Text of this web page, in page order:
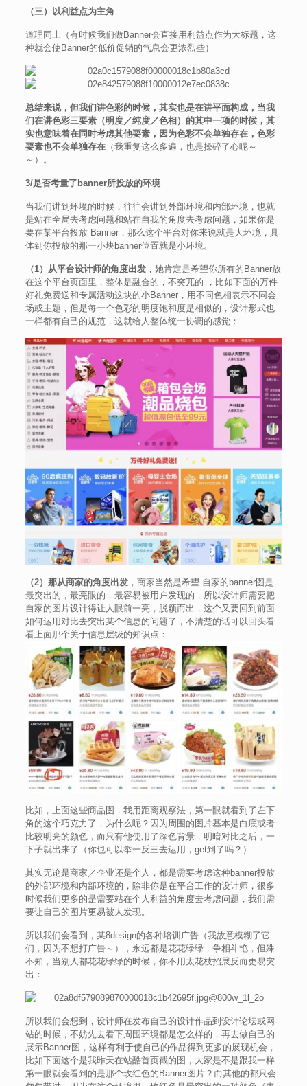
（三）以利益点为主角
道理同上（有时候我们做Banner会直接用利益点作为大标题，这
种就会使Banner的低价促销的气息会更浓烈些）
总结来说，但我们讲色彩的时候，其实也是在讲平面构成，当我
们在讲色彩三要素（明度／纯度／色相）的其中一项的时候，其
实也意味着在同时考虑其他要素，因为色彩不会单独存在，色彩
要素也不会单独存在（我重复这么多遍，也是操碎了心呢～
～）。
3/是否考量了banner所投放的环境
当我们讲到环境的时候，往往会讲到外部环境和内部环境，也就
是站在全局去考虑问题和站在自我的角度去考虑问题，如果你是
要在某平台投放 Banner，那么这个平台对你来说就是大环境，具
体到你投放的那一小块banner位置就是小环境。
（1）从平台设计师的角度出发， 她肯定是希望你所有的Banner放
在这个平台页面里，整体是融合的，不突兀的 ，比如下面的万件
好礼免费送和专属活动这块的小Banner，用不同色相表示不同会
场或主题，但是每一个色彩的明度饱和度是相似的，设计形式也
一样都有自己的规范，这就给人整体统一协调的感觉：
（2）那从商家的角度出发，商家当然是希望 自家的banner图是
最突出的，最亮眼的，最容易被用户发现的，所以设计师需要把
自家的图片设计得让人眼前一亮，脱颖而出，这个又要回到前面
如何运用对比去突出某个信息的问题了，不清楚的话可以回头看
看上面那个关于信息层级的知识点：
比如，上面这些商品图，我用距离观察法，第一眼就看到了左下
角的这个巧克力了，为什么呢？因为周围的图片基本是白底或者
比较明亮的颜色，而只有他使用了深色背景，明暗对比之后，一
下子就出来了（你也可以举一反三去运用，get到了吗？）
其实无论是商家／企业还是个人，都是需要考虑这种banner投放
的外部环境和内部环境的，除非你是在平台工作的设计师，很多
时候我们更多的是需要站在个人利益的角度去考虑问题，我们需
要让自己的图片更易被人发现。
所以我们会看到，某8design的各种培训广告（我故意模糊了它
们，因为不想打广告～），永远都是花花绿绿，争相斗艳，但殊
不知，当别人都花花绿绿的时候，你不用太花枝招展反而更易突
出：
所以我们会想到，设计师在发布自己的设计作品到设计论坛或网
站的时候，不妨先去看下周围环境都是怎么样的，再去做自己的
展示Banner图，这样有利于使自己的作品得到更多的展现机会，
比如下面这个是我昨天在站酷首页截的图，大家是不是跟我一样
第一眼就会看到的是那个玫红色的Banner图片？而其他的都只会